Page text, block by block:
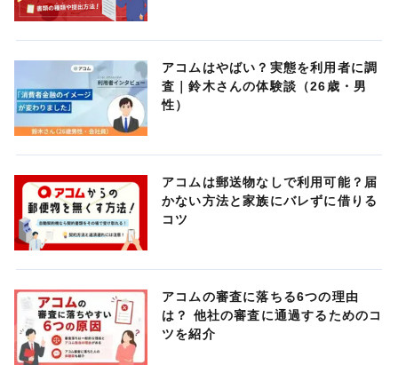
アコムはやばい？実態を利用者に調
査｜鈴木さんの体験談（26歳・男
性）
アコムは郵送物なしで利用可能？届
かない方法と家族にバレずに借りる
コツ
アコムの審査に落ちる6つの理由
は？ 他社の審査に通過するためのコ
ツを紹介